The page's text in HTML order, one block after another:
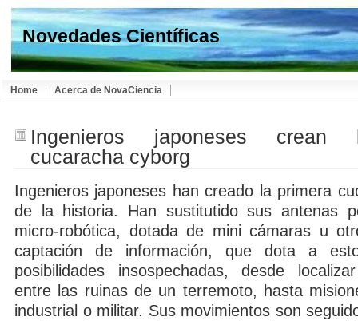
Novedades Científicas
Home Acerca de NovaCiencia
Ingenieros japoneses crean
cucaracha cyborg
Ingenieros japoneses han creado la primera
de la historia. Han sustitutido sus antenas
micro-robótica, dotada de mini cámaras u
captación de información, que dota a
posibilidades insospechadas, desde
entre las ruinas de un terremoto, hasta
industrial o militar. Sus movimientos son